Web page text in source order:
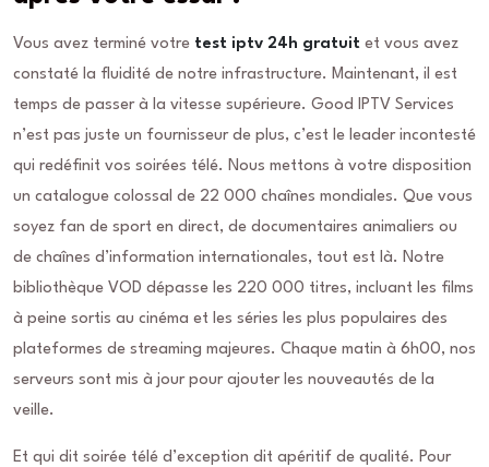
Vous avez terminé votre test iptv 24h gratuit et vous avez
constaté la fluidité de notre infrastructure. Maintenant, il est
temps de passer à la vitesse supérieure. Good IPTV Services
n’est pas juste un fournisseur de plus, c’est le leader incontesté
qui redéfinit vos soirées télé. Nous mettons à votre disposition
un catalogue colossal de 22 000 chaînes mondiales. Que vous
soyez fan de sport en direct, de documentaires animaliers ou
de chaînes d’information internationales, tout est là. Notre
bibliothèque VOD dépasse les 220 000 titres, incluant les films
à peine sortis au cinéma et les séries les plus populaires des
plateformes de streaming majeures. Chaque matin à 6h00, nos
serveurs sont mis à jour pour ajouter les nouveautés de la
veille.
Et qui dit soirée télé d’exception dit apéritif de qualité. Pour